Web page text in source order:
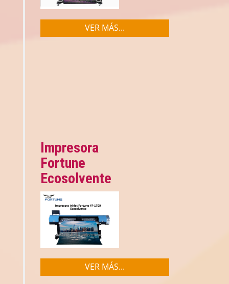
VER MÁS...
Impresora
Fortune
Ecosolvente
VER MÁS...